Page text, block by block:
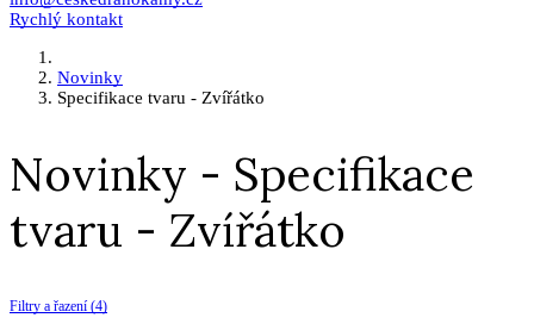
Rychlý kontakt
Novinky
Specifikace tvaru - Zvířátko
Novinky - Specifikace
tvaru - Zvířátko
Filtry a řazení (4)